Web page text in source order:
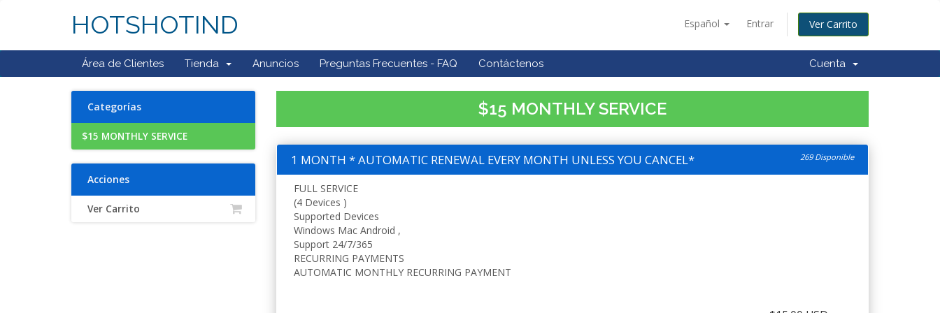
Español Entrar Ver Carrito
HOTSHOTIND
Área de Clientes Tienda Anuncios Preguntas Frecuentes - FAQ Contáctenos Cuenta
$15 MONTHLY SERVICE
Categorías
$15 MONTHLY SERVICE
Acciones
Ver Carrito
1 MONTH * AUTOMATIC RENEWAL EVERY MONTH UNLESS YOU CANCEL* 269 Disponible
FULL SERVICE
(4 Devices )
Supported Devices
Windows Mac Android ,
Support 24/7/365
RECURRING PAYMENTS
AUTOMATIC MONTHLY RECURRING PAYMENT